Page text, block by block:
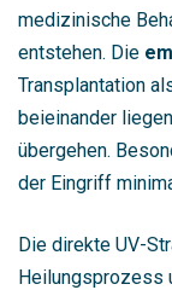
medizinische
entstehen. Die
Transplantation
beieinander
übergehen.
der Eingriff
Die direkte UV-
Heilungsprozess